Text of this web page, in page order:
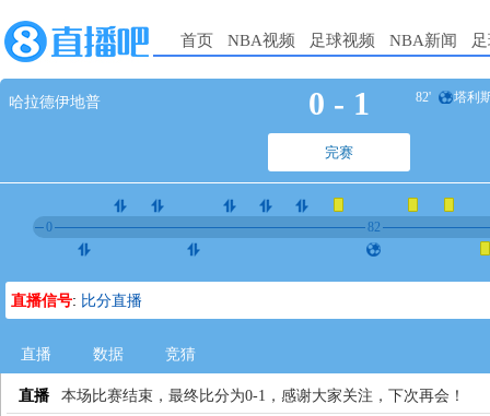
首页 NBA视频 足球视频 NBA新闻
哈拉德伊地普 0 - 1
完赛
82' 塔利
0 82
直播信号: 比分直播
直播 数据 竞猜
直播 本场比赛结束，最终比分为0-1，感谢大家关注，下次再会！